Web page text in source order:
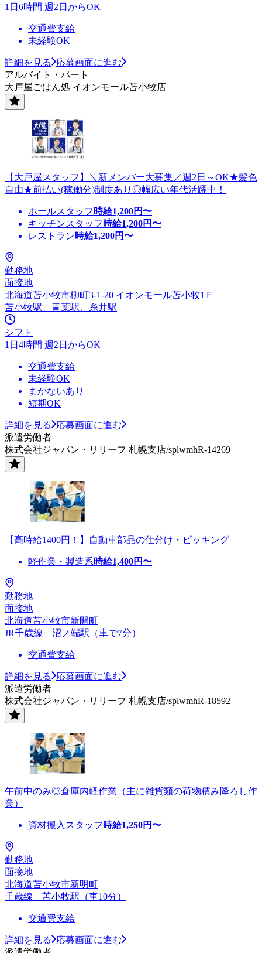
1日6時間 週2日からOK
交通費支給
未経験OK
詳細を見る
応募画面に進む
アルバイト・パート
大戸屋ごはん処 イオンモール苫小牧店
【大戸屋スタッフ】＼新メンバー大募集／週2日～OK★髪色
自由★前払い(稼働分)制度あり◎幅広い年代活躍中！
ホールスタッフ 時給1,200円〜
キッチンスタッフ 時給1,200円〜
レストラン時給1,200円〜
勤務地
面接地
北海道苫小牧市柳町3-1-20 イオンモール苫小牧1Ｆ
苫小牧駅、青葉駅、糸井駅
シフト
1日4時間 週2日からOK
交通費支給
未経験OK
まかないあり
短期OK
詳細を見る
応募画面に進む
派遣労働者
株式会社ジャパン・リリーフ 札幌支店/splwmhR-14269
【高時給1400円！】自動車部品の仕分け・ピッキング
軽作業・製造系時給1,400円〜
勤務地
面接地
北海道苫小牧市新開町
JR千歳線 沼ノ端駅（車で7分）
交通費支給
詳細を見る
応募画面に進む
派遣労働者
株式会社ジャパン・リリーフ 札幌支店/splwmhR-18592
午前中のみ◎倉庫内軽作業（主に雑貨類の荷物積み降ろし作
業）
資材搬入スタッフ 時給1,250円〜
勤務地
面接地
北海道苫小牧市新明町
千歳線 苫小牧駅（車10分）
交通費支給
詳細を見る
応募画面に進む